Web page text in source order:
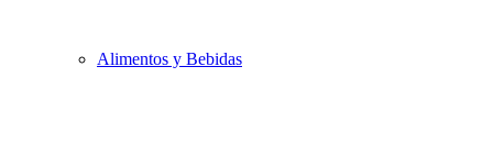
Alimentos y Bebidas